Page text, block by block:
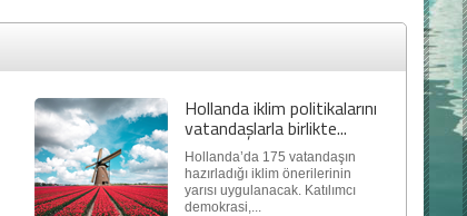
Hollanda iklim politikalarını
vatandaşlarla birlikte...
Hollanda’da 175 vatandaşın
hazırladığı iklim önerilerinin
yarısı uygulanacak. Katılımcı
demokrasi,...